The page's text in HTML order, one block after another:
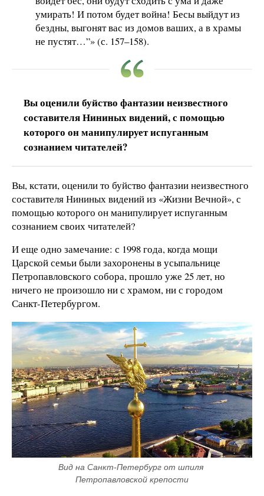
умирать! И потом будет война! Бесы выйдут из
бездны, выгонят вас из домов ваших, а в храмы
не пустят…”» (с. 157–158).
Вы оценили буйство фантазии неизвестного
составителя Нининых видений, с помощью
которого он манипулирует испуганным
сознанием читателей?
Вы, кстати, оценили то буйство фантазии неизвестного
составителя Нининых видений из «Жизни Вечной», с
помощью которого он манипулирует испуганным
сознанием своих читателей?
И еще одно замечание: с 1998 года, когда мощи
Царской семьи были захоронены в усыпальнице
Петропавловского собора, прошло уже 25 лет, но
ничего не произошло ни с храмом, ни с городом
Санкт-Петербургом.
Вид на Санкт-Петербург от шпиля
Петропавловской крепости